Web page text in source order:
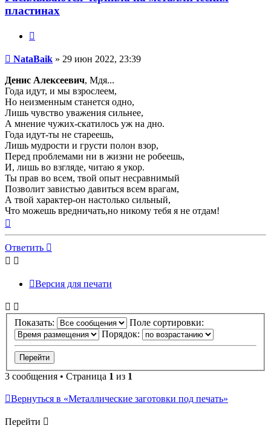
пластинах
Непрочитанное
NataBaik » 29 июн 2022, 23:39
Денис Алексеевич, Мдя...
Года идут, и мы взрослеем,
Но неизменным станется одно,
Лишь чувство уважения сильнее,
А мнение чужих-скатилось уж на дно.
Года идут-ты не стареешь,
Лишь мудрости и грусти полон взор,
Перед проблемами ни в жизни не робеешь,
И, лишь во взгляде, читаю я укор.
Ты прав во всем, твой опыт несравнимый
Позволит завистью давиться всем врагам,
А твой характер-он настолько сильный,
Что можешь вредничать,но никому тебя я не отдам!
началу
Ответить
Версия для печати
Показать:
Поле сортировки:
Порядок:
3 сообщения • Страница 1 из 1
Вернуться в «Металлические заготовки под печать»
Перейти